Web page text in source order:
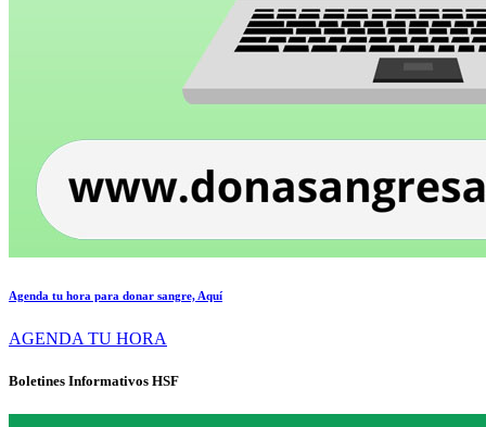
Agenda tu hora para donar sangre, Aquí
AGENDA TU HORA
Boletines Informativos HSF